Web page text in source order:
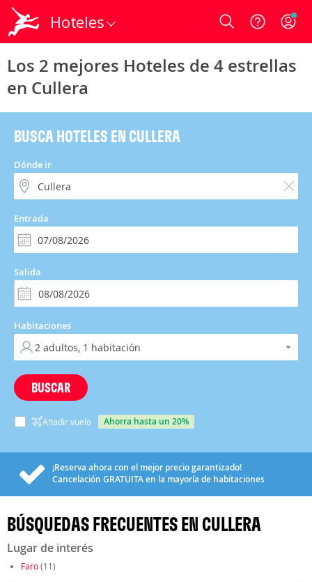
Hoteles Login
Los 2 mejores Hoteles de 4 estrellas
en Cullera
BUSCA HOTELES EN CULLERA
Dónde ir
Entrada
Salida
Habitaciones
BUSCAR
Añadir vuelo ahorra hasta un 20%
¡Reserva ahora con el mejor precio garantizado!
Cancelación GRATUITAen la mayoría de habitaciones
BÚSQUEDAS FRECUENTES EN CULLERA
Lugar de interés
Faro(11)